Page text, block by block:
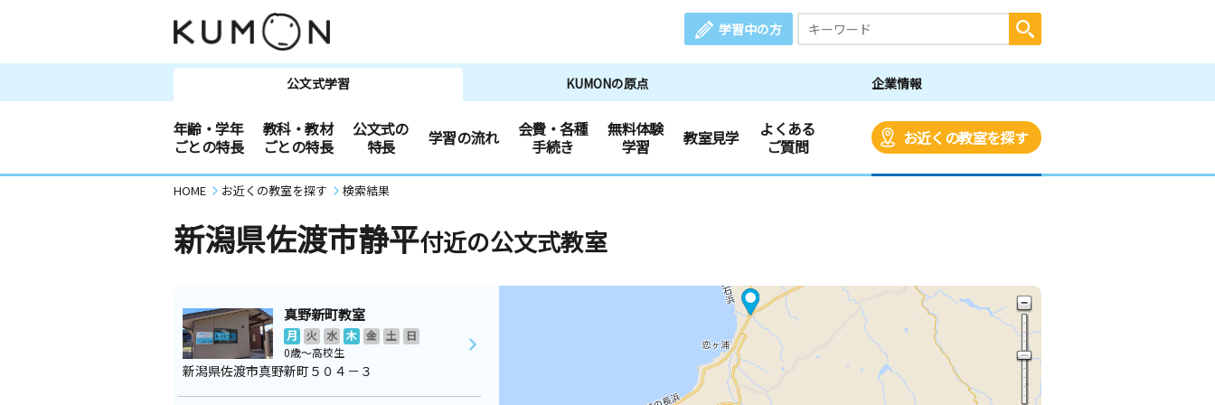
学習中の方
公文式学習 KUMONの原点 企業情報
年齢・学年
ごとの特長
教科・教材
ごとの特長
公文式の
特長
学習の流れ
会費・各種
手続き
無料体験
学習
教室見学
よくある
ご質問
お近くの教室を探す
HOME お近くの教室を探す 検索結果
新潟県佐渡市静平付近の公文式教室
真野新町教室
月 火 水 木 金 土
日
0歳～高校生
新潟県佐渡市真野新町５０４－３